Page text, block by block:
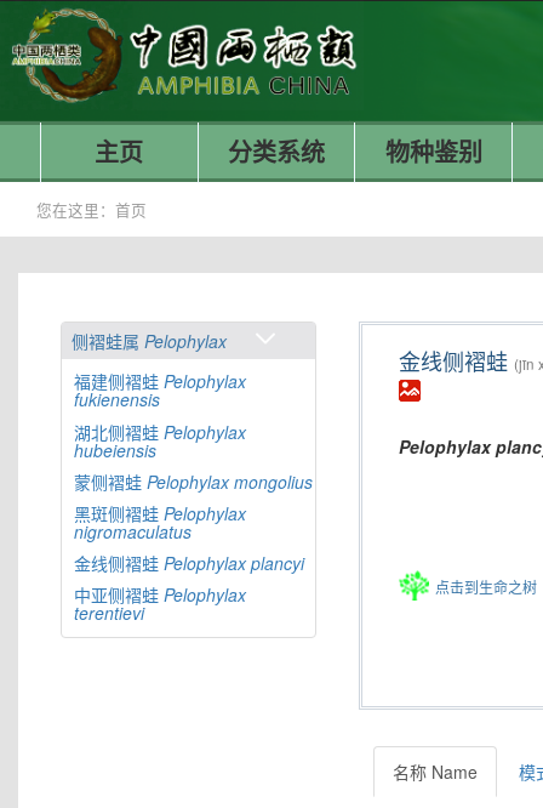
主页 分类系统 物种鉴别
您在这里： 首页
侧褶蛙属 Pelophylax
福建侧褶蛙 Pelophylax
fukienensis
湖北侧褶蛙 Pelophylax
hubeiensis
蒙侧褶蛙 Pelophylax mongolius
黑斑侧褶蛙 Pelophylax
nigromaculatus
金线侧褶蛙 Pelophylax plancyi
中亚侧褶蛙 Pelophylax
terentievi
金线侧褶蛙 (jīn
Pelophylax
点击到生命之树
名称 Name 模